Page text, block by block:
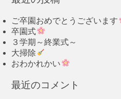
ご卒園おめでとうございます
卒園式
３学期～終業式～
大掃除
おわかれかい
最近のコメント